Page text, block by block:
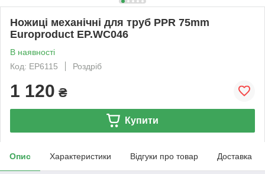
Ножиці механічні для труб PPR 75mm
Europroduct EP.WС046
В наявності
Код: EP6115
Роздріб
1 120 ₴
Купити
Опис Характеристики Відгуки про товар Доставка